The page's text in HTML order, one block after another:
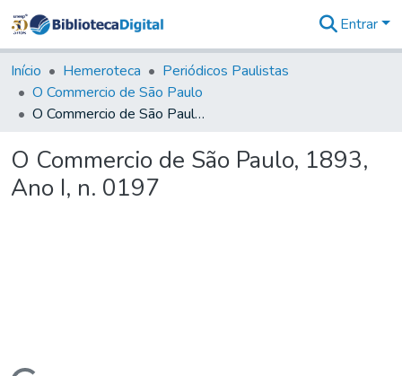
&
Coleções
Tudo na
Biblioteca
Estatísticas
Entrar
Início Hemeroteca
Periódicos Paulistas
O Commercio de São Paulo
O Commercio de São Paulo, 1893, Ano I, n. 0197
O Commercio de São Paulo, 1893,
Ano I, n. 0197